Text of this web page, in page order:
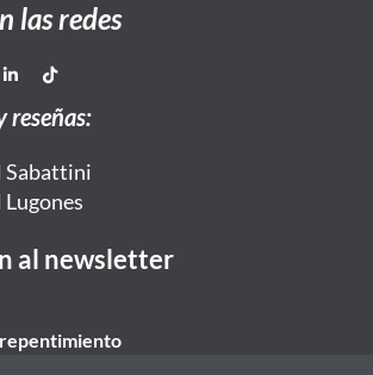
las redes
reseñas:
Sabattini
al newsletter